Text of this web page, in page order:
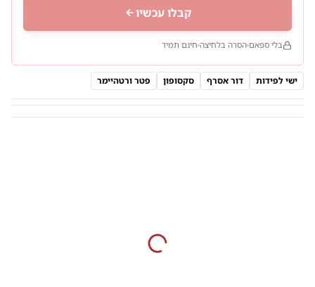
קבלו עכשיו
בלי ספאם הסרה בלחיצה חינם תמיד
ישי לפידות דור אסרף סקסופון פטר ורטהיימר